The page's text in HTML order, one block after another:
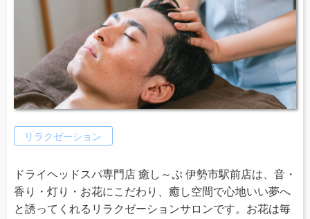
リラクゼーション
ドライヘッドスパ専門店 癒し～ぷ 伊勢市駅前店は、音・
香り・灯り・お花にこだわり、癒し空間で心地いい夢へ
と誘ってくれるリラクゼーションサロンです。お花は毎